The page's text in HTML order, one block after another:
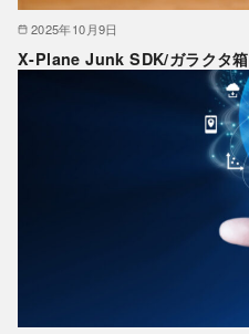
2025年10月9日
X-Plane Junk SDK/ガラクタ箱